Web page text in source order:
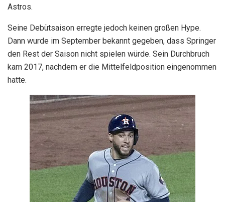
Astros.
Seine Debütsaison erregte jedoch keinen großen Hype.
Dann wurde im September bekannt gegeben, dass Springer
den Rest der Saison nicht spielen würde. Sein Durchbruch
kam 2017, nachdem er die Mittelfeldposition eingenommen
hatte.